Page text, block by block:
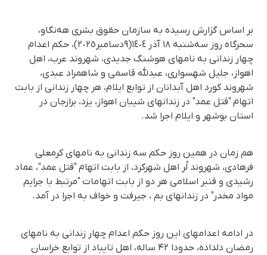
بر اساس گزارش رسیده به سازمان حقوق بشری هه‌نگاو،
سحرگاە روز سەشنبە ١٨ آذر ١٤٠٤(٩دسامبر٢٠٢٥)، حکم اعدام
چهار زندانی بە نامهای هوشنگ جدیدی، شهروند عرب، اهل
اهواز، جلیل شهسواری، عبدلله قاسمی و شاهمراد عبدی،
شهروند کورد اهل آبدانان از توابع ایلام، هر چهار زندانی از بابت
اتهام "قتل عمد" در زندانهای شیبان اهواز، یزد، برازجان در
استان بوشهر و ایلام اجرا شد.
هم زمان در همین روز حکم سە زندانی بە نامهای کرمعلی
فرهادی، شهروند لُر اهل شهرکرد، از بابت اتهام "قتل عمد"، عماد
رشیدی و قنبر اسلامی هر دو از بابت اتهامات "مرتبط با جرایم
مواد مخدر" در زندانهای بم ، جیرفت و خواف بە اجرا در آمد.
در ادامە اعدامهای این روز حکم اعدام چهار زندانی بە نامهای
رمضان دلداده، حدودا ۴۲ ساله، اهل تایباد از توابع خراسان